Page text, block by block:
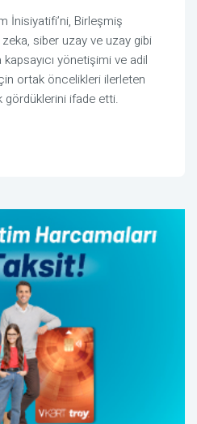
İnisiyatifi’ni, Birleşmiş
siber uzay ve uzay gibi
yönetişimi ve adil
ortak öncelikleri ilerleten
ifade etti.